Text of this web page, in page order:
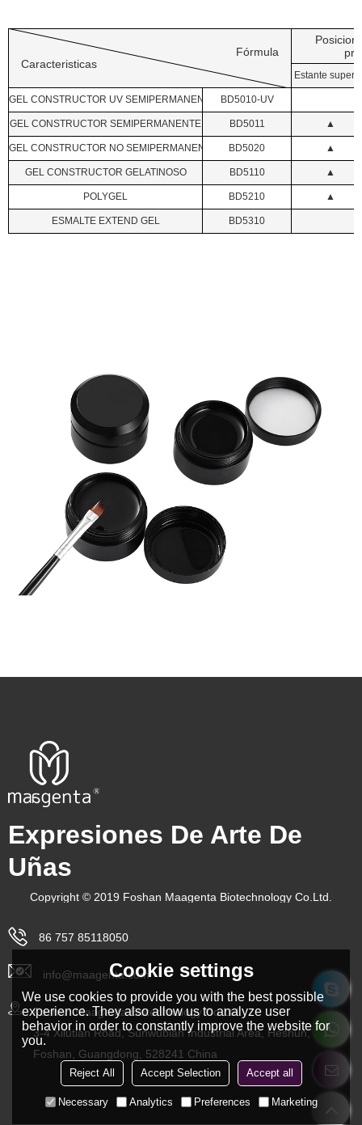
Caracteristicas
Fórmula
Estante
GEL CONSTRUCTOR UV SEMIPERMANENTE BD5010-UV
GEL CONSTRUCTOR SEMIPERMANENTE BD5011 ▲
GEL CONSTRUCTOR NO SEMIPERMANENTE BD5020 ▲
GEL CONSTRUCTOR GELATINOSO BD5110 ▲
POLYGEL BD5210 ▲
ESMALTE EXTEND GEL BD5310
Expresiones De Arte De
Uñas
Copyright © 2019 Foshan Maagenta Biotechnology Co.Ltd.
86 757 85118050
info@maagenta.com
Foshan Maagenta Biotechnology Co.Ltd.
3-4 Xilutian Road, Sunwubian Industrial Area, Heshun, Lishui,
Foshan, Guangdong, 528241 China
Cookie settings
We use cookies to provide you with the best possible
experience. They also allow us to analyze user
behavior in order to constantly improve the website for
you.
Reject All Accept Selection Accept all
Necessary Analytics Preferences Marketing